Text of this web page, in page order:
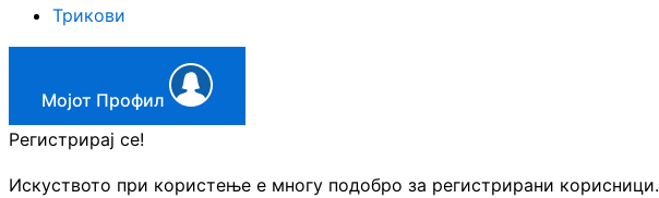
Трикови
Мојот Профил
Регистрирај се!
Искуството при користење е многу подобро за регистрирани корисници.